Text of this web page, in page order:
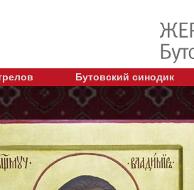
Бутовский синодик